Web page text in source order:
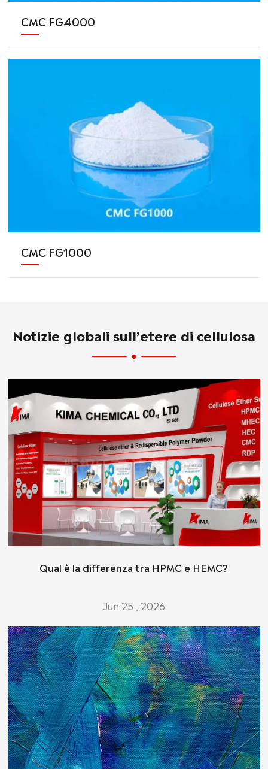
CMC FG4000
CMC FG1000
Notizie globali sull’etere di cellulosa
Qual è la differenza tra HPMC e HEMC?
Jun 25 , 2026